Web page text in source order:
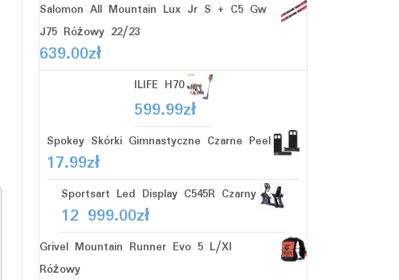
Salomon All Mountain Lux Jr S + C5 Gw
J75 Różowy 22/23
639.00zł
ILIFE H70
599.99zł
Spokey Skórki Gimnastyczne Czarne Peel
17.99zł
Sportsart Led Display C545R Czarny
12 999.00zł
Grivel Mountain Runner Evo 5 L/Xl
Różowy